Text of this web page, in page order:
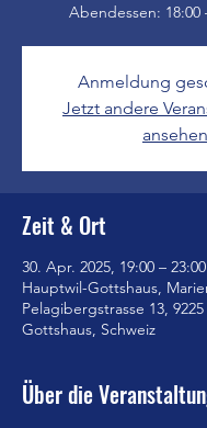
Anmeldung
Jetzt andere
ansehen
Zeit & Ort
30. Apr. 2025, 19:00 – 23:00
Hauptwil-Gottshaus,
Pelagibergstrasse 13,
Gottshaus, Schweiz
Über die